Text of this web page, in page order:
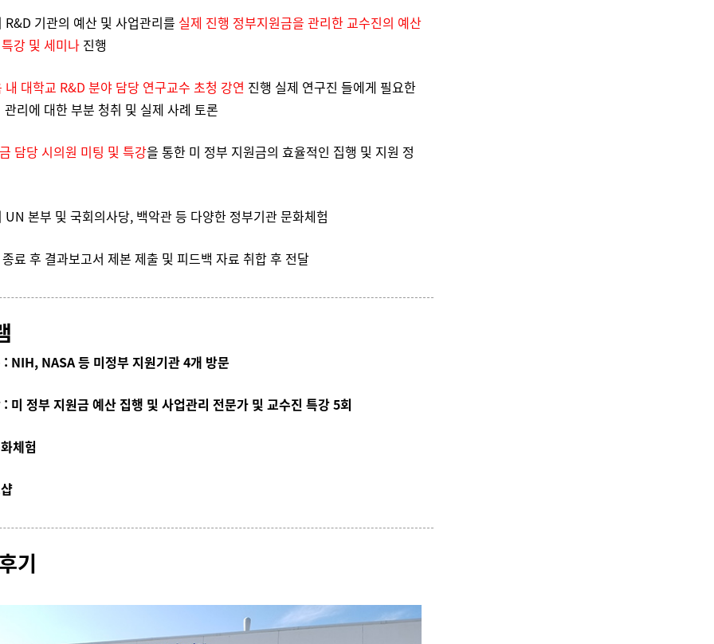
기관의 예산 및 사업관리를 실제 진행 정부지원금을 관리한 교수진의 예산
강 및 세미나 진행
내 대학교 R&D 분야 담당 연구교수 초청 강연 진행 실제 연구진 들에게 필요한
리에 대한 부분 청취 및 실제 사례 토론
담당 시의원 미팅 및 특강을 통한 미 정부 지원금의 효율적인 집행 및 지원 정
본부 및 국회의사당, 백악관 등 다양한 정부기관 문화체험
료 후 결과보고서 제본 제출 및 피드백 자료 취합 후 전달
: NIH, NASA 등 미정부 지원기관 4개 방문
미 정부 지원금 예산 집행 및 사업관리 전문가 및 교수진 특강 5회
체험
기